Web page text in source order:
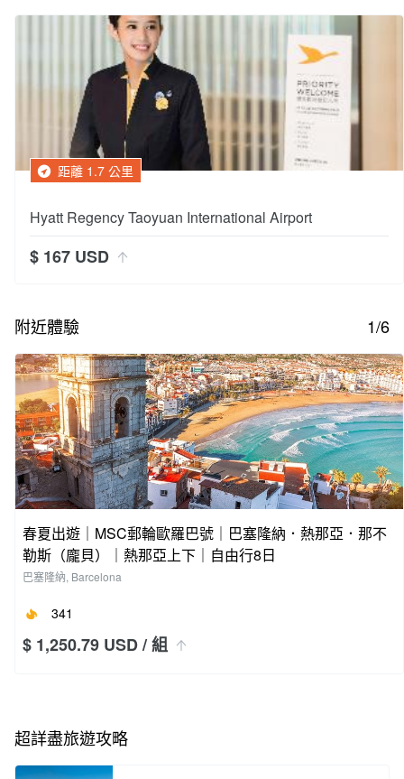
距離 1.7 公里
Hyatt Regency Taoyuan International Airport
$ 167 USD
附近體驗 1/6
春夏出遊｜MSC郵輪歐羅巴號｜巴塞隆納．熱那亞．那不
勒斯（龐貝）｜熱那亞上下｜自由行8日
巴塞隆納, Barcelona
341
$ 1,250.79 USD/ 組
超詳盡旅遊攻略